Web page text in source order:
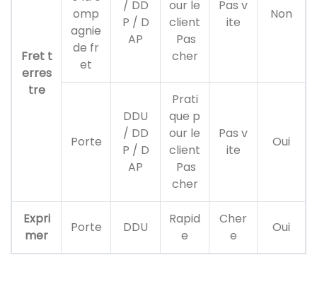
Fret t
erres
tre
omp
agnie
de fr
et
/ DD
P / D
AP
our le
client
Pas
cher
Pas v
ite
Non
Porte
DDU
/ DD
P / D
AP
Prati
que p
our le
client
Pas
cher
Pas v
ite
Oui
Expri
mer
Porte DDU
Rapid
e
Cher
e
Oui